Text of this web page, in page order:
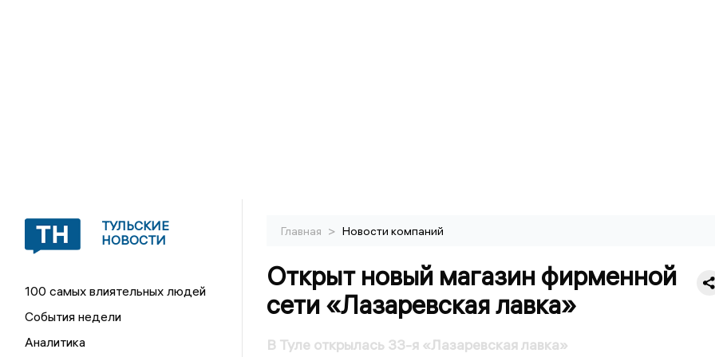
ТУЛЬСКИЕ
НОВОСТИ
100 самых влиятельных людей
События недели
Аналитика
Главная > Новости компаний
Открыт новый магазин фирменной
сети «Лазаревская лавка»
В Туле открылась 33-я «Лазаревская лавка»